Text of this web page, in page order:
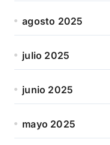
agosto 2025
julio 2025
junio 2025
mayo 2025